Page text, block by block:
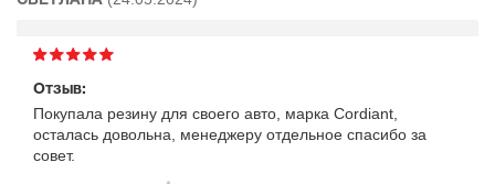
Отзыв:
Покупала резину для своего авто, марка Cordiant,
осталась довольна, менеджеру отдельное спасибо за
совет.